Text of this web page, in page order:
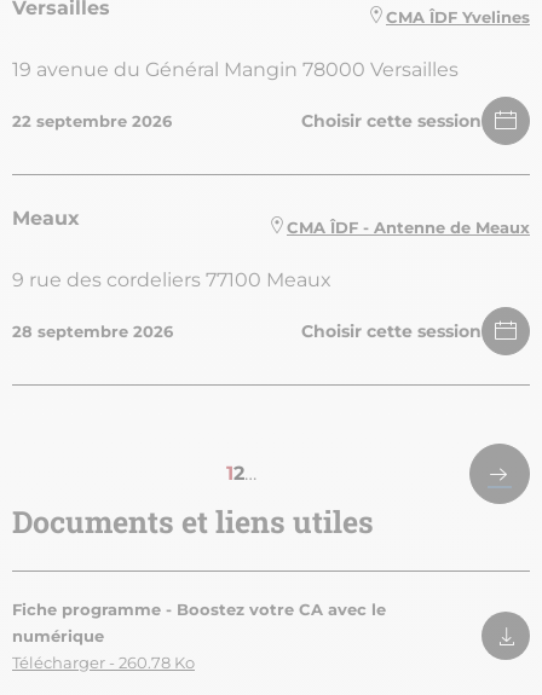
Versailles CMA ÎDF Yvelines
19 avenue du Général Mangin 78000 Versailles
22 septembre 2026 Choisir cette session
Meaux CMA ÎDF - Antenne de Meaux
9 rue des cordeliers 77100 Meaux
28 septembre 2026 Choisir cette session
Page
courante
1Page
2…
page
Documents et liens utiles
Fiche programme - Boostez votre CA avec le
numérique
Télécharger - 260.78 Ko